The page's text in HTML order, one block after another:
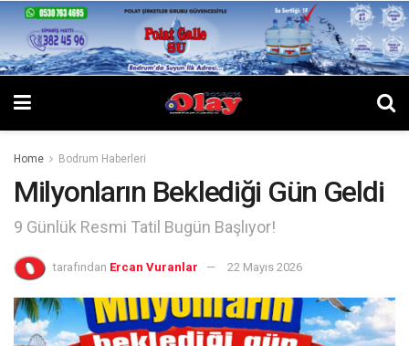
Home Bodrum Haberleri
Milyonların Beklediği Gün Geldi
9 Günlük Resmi Tatil Bugün Başlıyor!
tarafından Ercan Vuranlar 22 Mayıs 2026